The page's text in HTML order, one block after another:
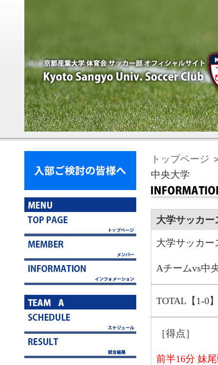
トップページ
中央大学
大学サッカー
大学サッカー
Aチームvs中
TOTAL【1-0
［得点］
前半16分 妹